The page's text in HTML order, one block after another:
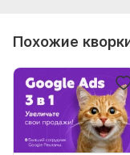
Похожие